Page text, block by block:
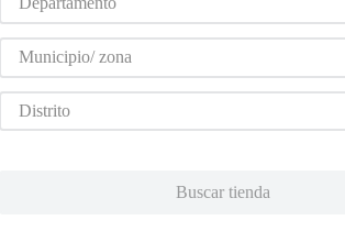
Municipio/ zona
Distrito
Buscar tienda